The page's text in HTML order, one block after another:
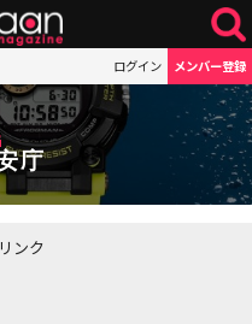
ログイン メンバー登録
庁
ンク